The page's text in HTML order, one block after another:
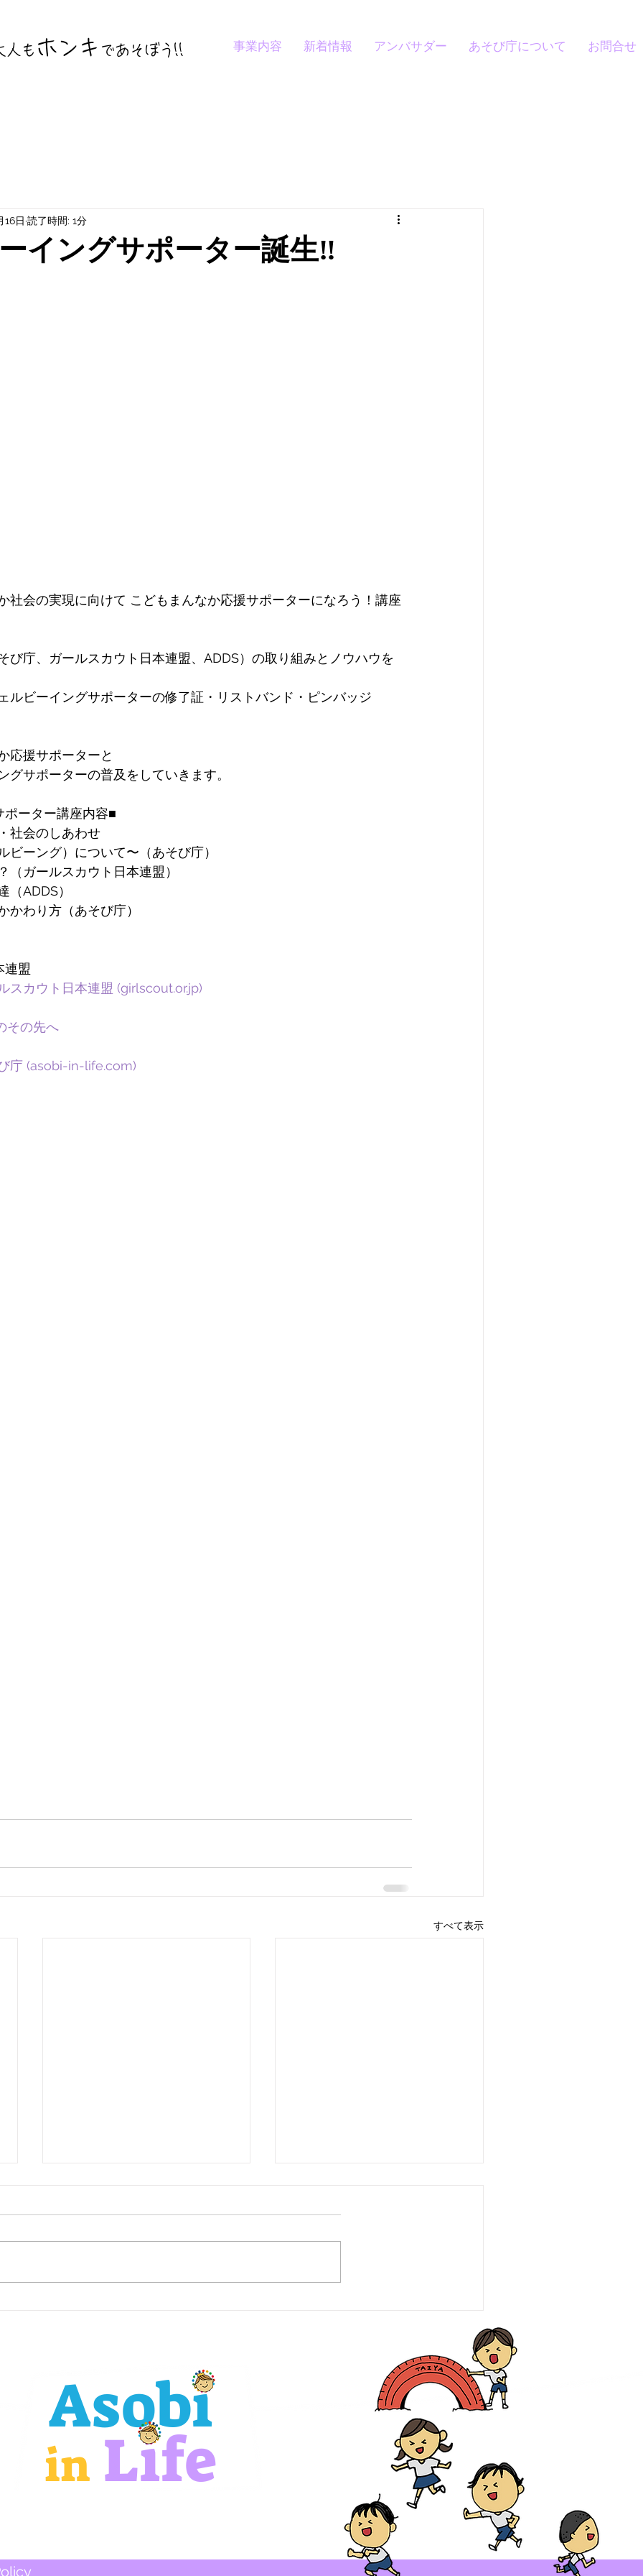
人も ホンキ であそぼう !! 事業内容 新着情報 アンバサダー あそび庁について お問合せ
イングサポーター誕生‼
16日 読了時間: 1分
社会の実現に向けて こどもまんなか応援サポーターになろう！講座
び庁、ガールスカウト日本連盟、ADDS）の取り組みとノウハウを
ルビーイングサポーターの修了証・リストバンド・ピンバッジ
応援サポーターと
ポーターの普及をしていきます。
ーター講座内容■
社会のしあわせ
ーング）について〜（あそび庁）
ガールスカウト日本連盟）
（ADDS）
わり方（あそび庁）
連盟
スカウト日本連盟 (girlscout.or.jp)
その先へ
庁 (asobi-in-life.com)
すべて表示
Asobi
in Life